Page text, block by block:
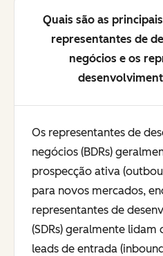
Quais são as
representantes de
negócios e os
Os representantes de
negócios (BDRs)
prospecção ativa
para novos mercados,
representantes de
(SDRs) geralmente
leads de entrada